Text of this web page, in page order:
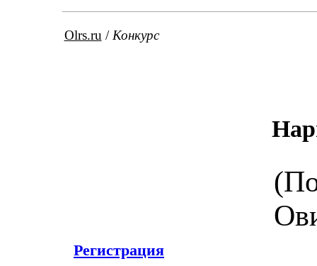
Olrs.ru / Конкурс
Регистрация